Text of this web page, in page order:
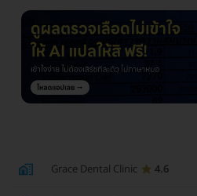
Grace Dental Clinic 4.6